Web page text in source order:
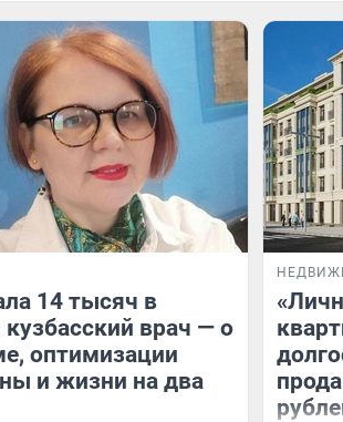
14 тысяч в
врач — о
оптимизации
и жизни на два